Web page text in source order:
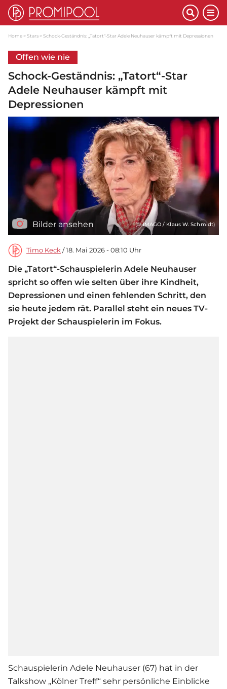
Home Stars Schock-Geständnis: „Tatort“-Star Adele Neuhauser kämpft mit Depressionen
Offen wie nie
Schock-Geständnis: „Tatort“-Star
Adele Neuhauser kämpft mit
Depressionen
Bilder ansehen (© IMAGO / Klaus W. Schmidt)
Timo Keck / 18. Mai 2026 - 08:10 Uhr
Die „Tatort“-Schauspielerin Adele Neuhauser
spricht so offen wie selten über ihre Kindheit,
Depressionen und einen fehlenden Schritt, den
sie heute jedem rät. Parallel steht ein neues TV-
Projekt der Schauspielerin im Fokus.
Schauspielerin Adele Neuhauser (67) hat in der
Talkshow „Kölner Treff“ sehr persönliche Einblicke